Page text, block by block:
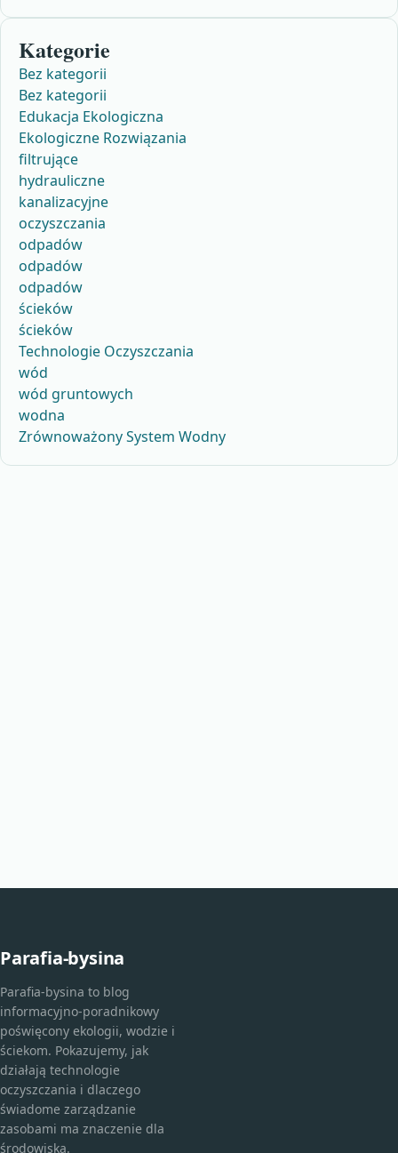
Kategorie
Bez kategorii
Bez kategorii
Edukacja Ekologiczna
Ekologiczne Rozwiązania
filtrujące
hydrauliczne
kanalizacyjne
oczyszczania
odpadów
odpadów
odpadów
ścieków
ścieków
Technologie Oczyszczania
wód
wód gruntowych
wodna
Zrównoważony System Wodny
Parafia-bysina
Parafia-bysina to blog
informacyjno-poradnikowy
poświęcony ekologii, wodzie i
ściekom. Pokazujemy, jak
działają technologie
oczyszczania i dlaczego
świadome zarządzanie
zasobami ma znaczenie dla
środowiska.